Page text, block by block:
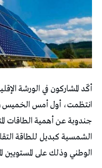
أكّد المشاركون في الورشة
انتظمت، أول أمس
جندوبة عن أهمية الطاقات
الشمسية كبديل للطاقة
الوطني وذلك على المستويين